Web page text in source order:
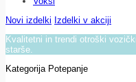
Novi izdelki Izdelki v akciji
Kvalitetni in trendi otroški
starše.
Kategorija Potepanje